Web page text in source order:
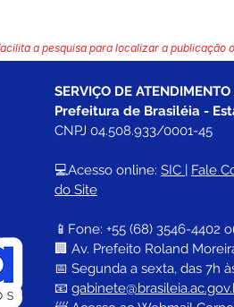
a pesquisa para localizar a publicação
SERVIÇO DE
Prefeitura de Brasiléia -
CNPJ 04.508.933/0001-45
💻Acesso online: SIC | Fale
do Site
📱Fone: +55 (68) 3546-4402
🏢 Av. Prefeito Roland
📅 Segunda a sexta, das 7h
📧